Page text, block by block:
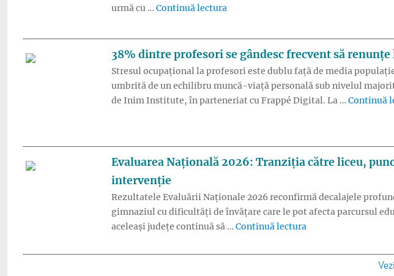
urmă cu … Continuă lectura
38% dintre profesori se gândesc frecvent să
Stresul ocupațional la profesori este dublu față de media
umbrită de un echilibru muncă-viață personală sub nivelul
de Inim Institute, în parteneriat cu Frappé Digital. La … Continuă
Evaluarea Națională 2026: Tranziția către liceu,
intervenție
Rezultatele Evaluării Naționale 2026 reconfirmă decalajele
gimnaziul cu dificultăți de învățare care le pot afecta parcursul
aceleași județe continuă să … Continuă lectura